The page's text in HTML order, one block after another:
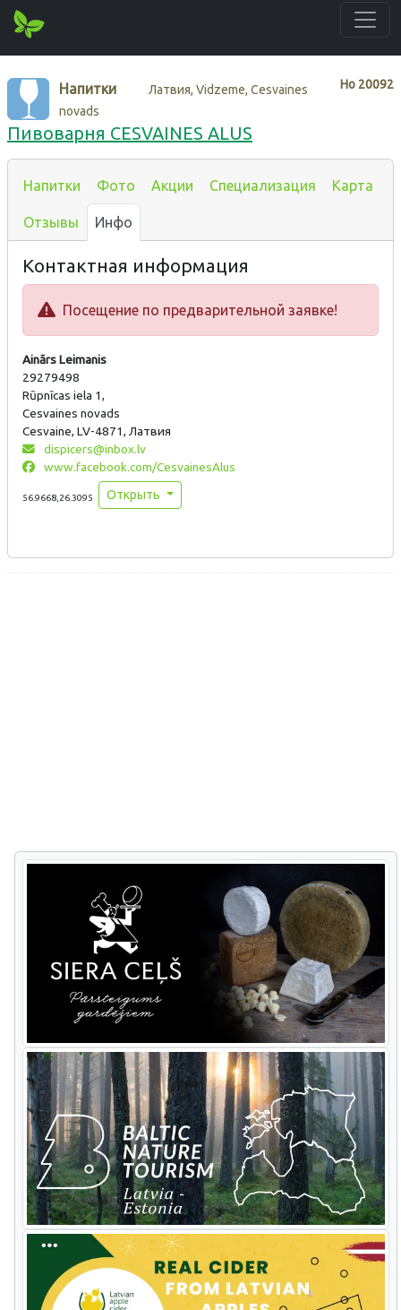
Нo 20092
Напитки
Латвия, Vidzeme, Cesvaines
novads
Пивоварня CESVAINES ALUS
Напитки Фото Акции Специализация Карта
Отзывы Инфо
Контактная информация
Посещение по предварительной заявке!
Ainārs Leimanis
29279498
Rūpnīcas iela 1,
Cesvaines novads
Cesvaine, LV-4871, Латвия
dispicers@inbox.lv
www.facebook.com/CesvainesAlus
56.9668,26.3095 Открыть